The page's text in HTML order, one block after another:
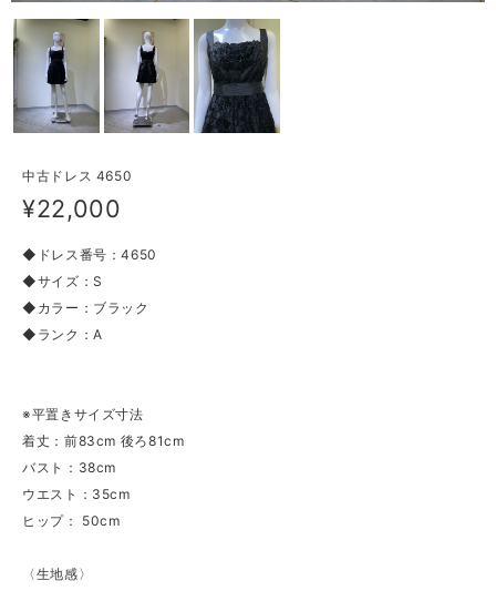
中古ドレス 4650
¥22,000
◆ドレス番号：4650
◆サイズ：S
◆カラー：ブラック
◆ランク：A
※平置きサイズ寸法
着丈：前83cm 後ろ81cm
バスト：38cm
ウエスト：35cm
ヒップ： 50cm
〈生地感〉